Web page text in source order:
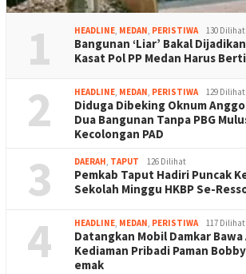
1 HEADLINE, MEDAN, PERISTIWA 130 Dilihat
Bangunan ‘Liar’ Bakal
Kasat Pol PP Medan Harus
2 HEADLINE, MEDAN, PERISTIWA 129 Dilihat
Diduga Dibeking Oknum
Dua Bangunan Tanpa PBG
Kecolongan PAD
3 DAERAH, TAPUT 126 Dilihat
Pemkab Taput Hadiri Puncak
Sekolah Minggu HKBP Se-
4 HEADLINE, MEDAN, PERISTIWA 117 Dilihat
Datangkan Mobil Damkar
Kediaman Pribadi Paman
emak